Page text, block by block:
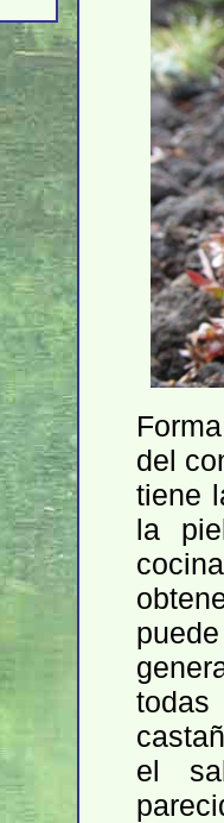
del
tiene
la
el